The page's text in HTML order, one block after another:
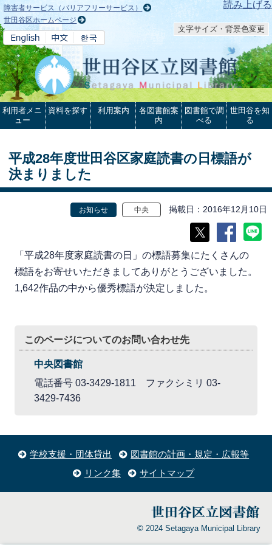
本文へ 読み上げる
障害者サービス（バリアフリーサービス）
世田谷区ホームページ
文字サイズ・背景色変更
利用者メニ
ュー
資料を探す 利用案内
各図書館案
内
図書館で調
べる
世田谷を知
る
平成28年度世田谷区家庭読書の日標語が
決まりました
お知らせ 中央 掲載日 2016年12月10日
「平成28年度家庭読書の日」の標語募集にたくさんの
標語をお寄せいただきましてありがとうございました。
1,642作品の中から優秀標語が決定しました。
このページについてのお問い合わせ先
中央図書館
電話番号 03-3429-1811 ファクシミリ 03-
3429-7436
学校支援・団体貸出
図書館の計画・規定・広報等
リンク集
サイトマップ
© 2024 Setagaya Municipal Library